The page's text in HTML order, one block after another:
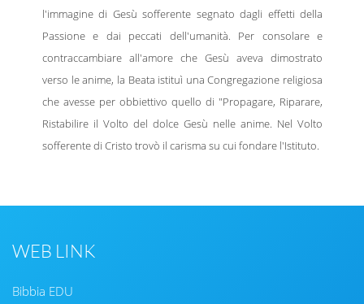
l'immagine di Gesù sofferente segnato dagli effetti della
Passione e dai peccati dell'umanità. Per consolare e
contraccambiare all'amore che Gesù aveva dimostrato
verso le anime, la Beata istituì una Congregazione religiosa
che avesse per obbiettivo quello di "Propagare, Riparare,
Ristabilire il Volto del dolce Gesù nelle anime. Nel Volto
sofferente di Cristo trovò il carisma su cui fondare l'Istituto.
WEB LINK
Bibbia EDU